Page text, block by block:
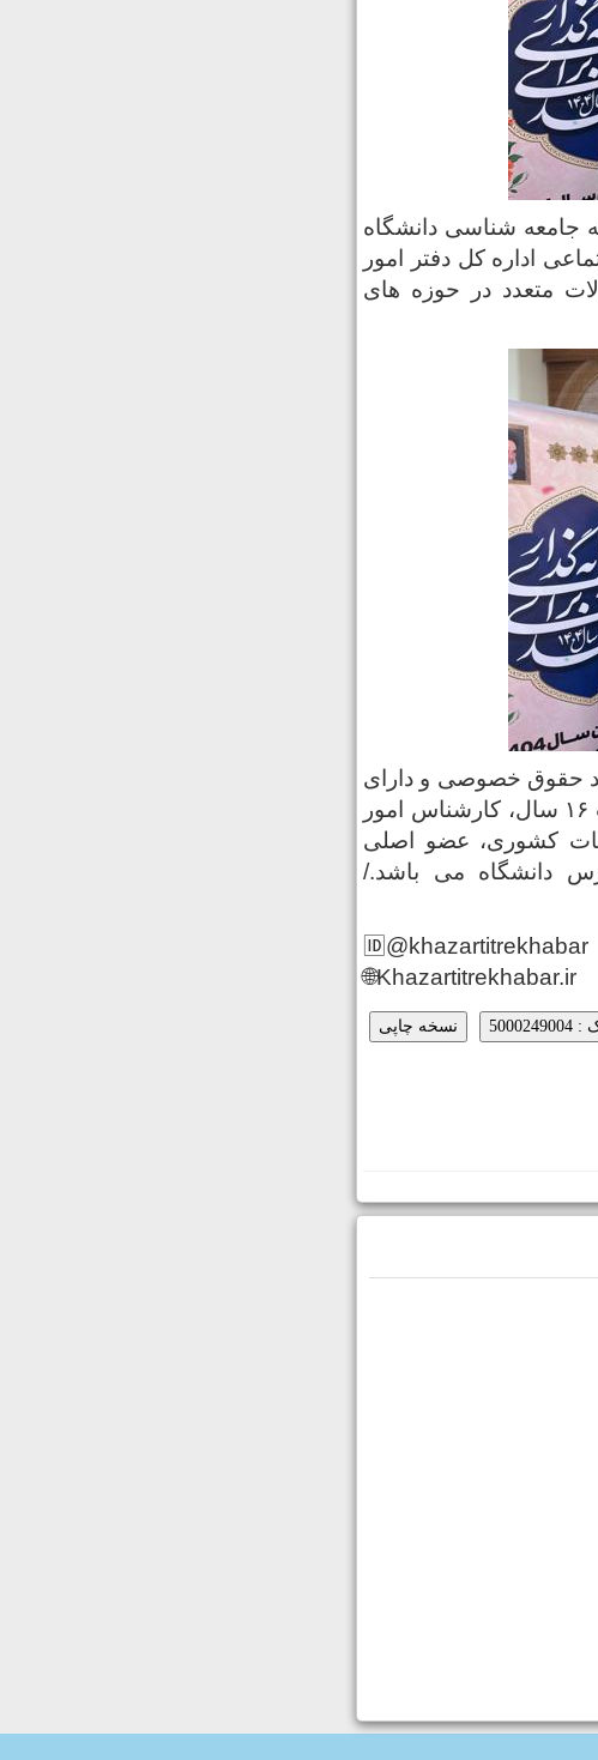
جامعه شناسی دانشگاه
اداره کل دفتر امور
متعدد در حوزه های
حقوق خصوصی و دارای
سوابق متعدد از جمله کارشناس امور حقوقی استانداری به مدت ۱۶ سال، کارشناس امور
۹۱ قانون مدیریت خدمات کشوری، عضو اصلی
دانشگاه می باشد./
🆔@khazartitrekhabar
🌐Khazartitrekhabar.ir
نسخه چاپی